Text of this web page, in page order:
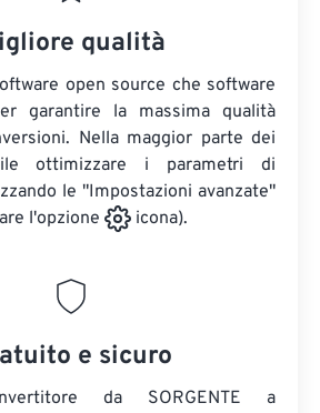
qualità
open source che software
garantire la massima qualità
Nella maggior parte dei
ottimizzare i parametri di
le "Impostazioni avanzate"
l'opzione
icona).
e sicuro
da SORGENTE a